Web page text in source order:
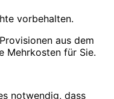
vorbehalten.
aus dem
Mehrkosten für Sie.
notwendig, dass